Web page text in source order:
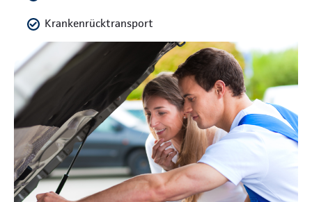
Krankenrücktransport